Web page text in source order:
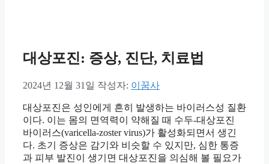
대상포진: 증상, 진단, 치료법
2024년 12월 31일 작성자: 이꿈사
대상포진은 성인에게 흔히 발생하는 바이러스성 질환
이다. 이는 몸의 면역력이 약해질 때 수두-대상포진
바이러스(varicella-zoster virus)가 활성화되면서 생긴
다. 초기 증상은 감기와 비슷할 수 있지만, 심한 통증
과 피부 발진이 생기면 대상포진을 의심해 볼 필요가